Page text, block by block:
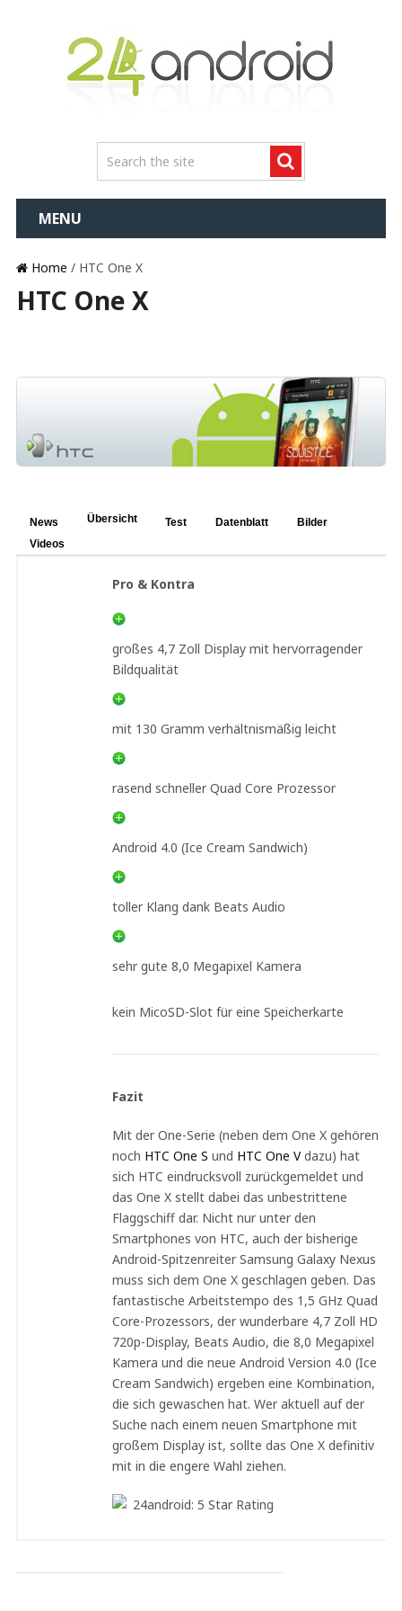
MENU
Home / HTC One X
HTC One X
News Übersicht Test Datenblatt
Bilder
Videos
Pro & Kontra
großes 4,7 Zoll Display mit hervorragender
Bildqualität
mit 130 Gramm verhältnismäßig leicht
rasend schneller Quad Core Prozessor
Android 4.0 (Ice Cream Sandwich)
toller Klang dank Beats Audio
sehr gute 8,0 Megapixel Kamera
kein MicoSD-Slot für eine Speicherkarte
Fazit
Mit der One-Serie (neben dem One X gehören
noch HTC One S und HTC One Vdazu) hat
sich HTC eindrucksvoll zurückgemeldet und
das One X stellt dabei das unbestrittene
Flaggschiff dar. Nicht nur unter den
Smartphones von HTC, auch der bisherige
Android-Spitzenreiter Samsung Galaxy Nexus
muss sich dem One X geschlagen geben. Das
fantastische Arbeitstempo des 1,5 GHz Quad
Core-Prozessors, der wunderbare 4,7 Zoll HD
720p-Display, Beats Audio, die 8,0 Megapixel
Kamera und die neue Android Version 4.0 (Ice
Cream Sandwich) ergeben eine Kombination,
die sich gewaschen hat. Wer aktuell auf der
Suche nach einem neuen Smartphone mit
großem Display ist, sollte das One X definitiv
mit in die engere Wahl ziehen.